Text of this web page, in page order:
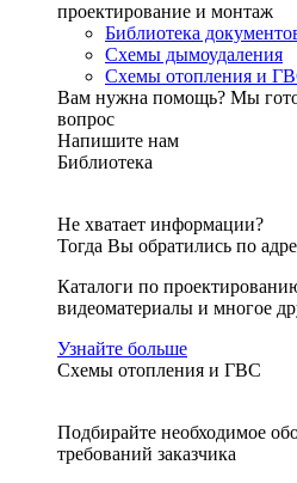
проектирование и монтаж
Библиотека
Схемы дымоудаления
Схемы отопления и
Вам нужна помощь? Мы
вопрос
Напишите нам
Библиотека
Не хватает информации?
Тогда Вы обратились по
Каталоги по
видеоматериалы и многое
Узнайте больше
Схемы отопления и ГВС
Подбирайте необходимое
требований заказчика